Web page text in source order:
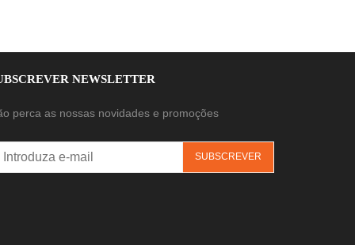
NEWSLETTER
perca as nossas novidades e promoções